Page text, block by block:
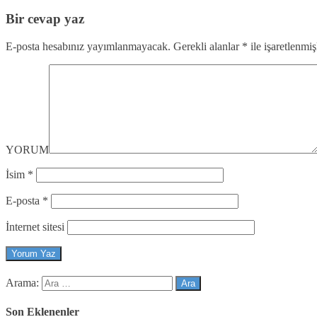
Bir cevap yaz
E-posta hesabınız yayımlanmayacak. Gerekli alanlar * ile
YORUM
İsim *
E-posta *
İnternet sitesi
Arama:
Son Eklenenler